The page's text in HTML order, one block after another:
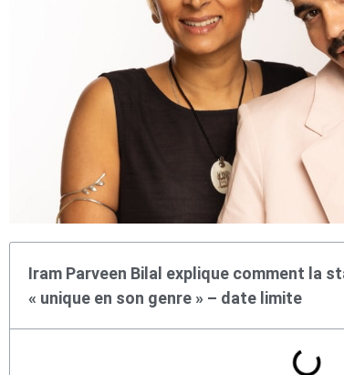
Iram Parveen Bilal explique comment la
« unique en son genre » – date limite